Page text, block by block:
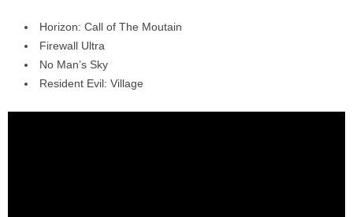
Horizon: Call of The Moutain
Firewall Ultra
No Man’s Sky
Resident Evil: Village